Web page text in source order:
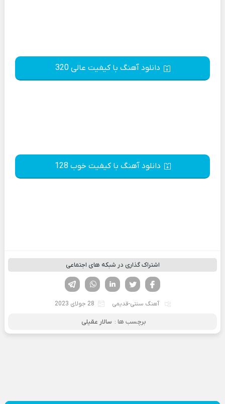
دانلود آهنگ با کیفیت عالی 320
دانلود آهنگ با کیفیت خوب 128
اشتراک گذاری در شبکه های اجتماعی
لینکدین تویتر
فیسوک
آهنگ سنتی-قدیمی 28 جولای 2023
برچسب ها : سالار عقیلی